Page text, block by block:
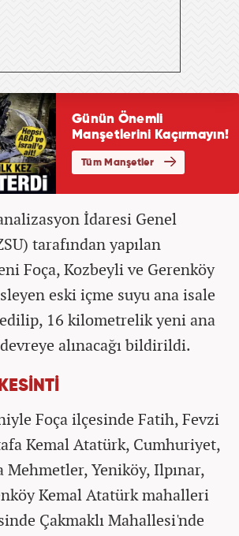
İdaresi Genel
tarafından yapılan
Foça, Kozbeyli ve Gerenköy
eski içme suyu ana isale
16 kilometrelik yeni ana
alınacağı bildirildi.
Foça ilçesinde Fatih, Fevzi
Kemal Atatürk, Cumhuriyet,
Mehmetler, Yeniköy, Ilpınar,
Kemal Atatürk mahalleri
Çakmaklı Mahallesi'nde